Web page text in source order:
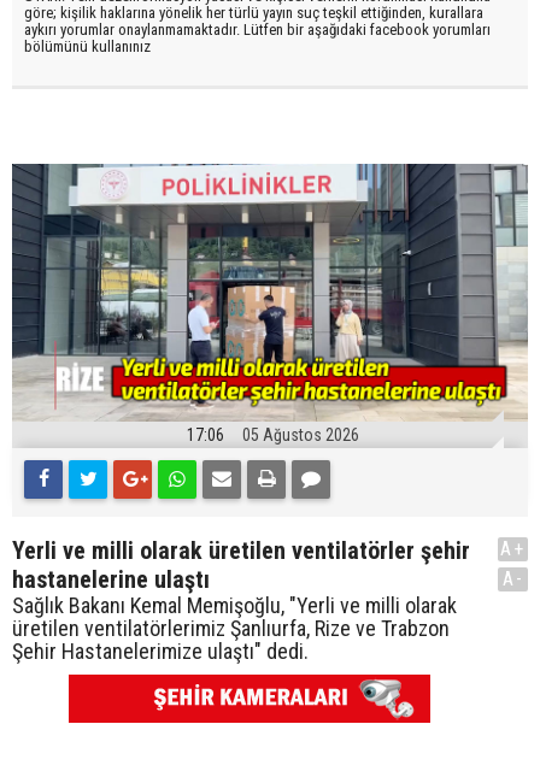
göre; kişilik haklarına yönelik her türlü yayın suç teşkil ettiğinden, kurallara
aykırı yorumlar onaylanmamaktadır. Lütfen bir aşağıdaki facebook yorumları
bölümünü kullanınız
17:06 05 Ağustos 2026
Yerli ve milli olarak üretilen ventilatörler şehir
hastanelerine ulaştı
Sağlık Bakanı Kemal Memişoğlu, "Yerli ve milli olarak
üretilen ventilatörlerimiz Şanlıurfa, Rize ve Trabzon
Şehir Hastanelerimize ulaştı" dedi.
A+
A-